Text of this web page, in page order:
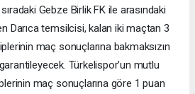
Gebze Birlik FK ile arasındaki
Darıca temsilcisi, kalan iki maçtan 3
maç sonuçlarına bakmaksızın
Türkelispor’un mutlu
maç sonuçlarına göre 1 puan